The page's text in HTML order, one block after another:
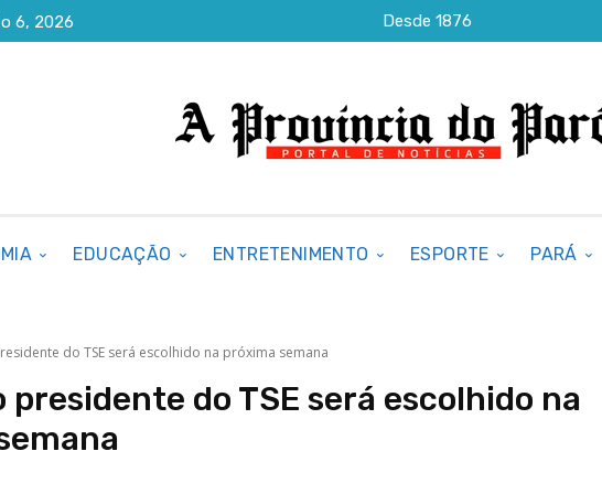
6, 2026 Desde 1876
EDUCAÇÃO ENTRETENIMENTO ESPORTE PARÁ
do TSE será escolhido na próxima semana
presidente do TSE será escolhido na